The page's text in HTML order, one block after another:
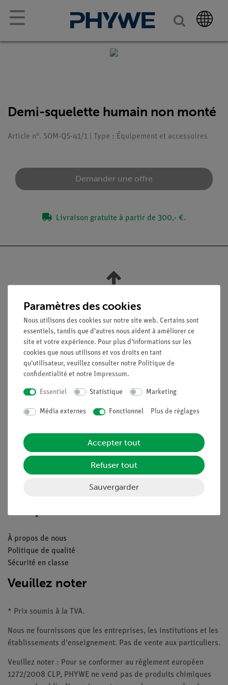
☰
Demi-squelette humain non monté
Article n°. SOM-QS-41/1 | Type : Équipement et accessoires
Demander une offre
Livraison gratuite à partir de 300,- €.
Légal
Contact
Conditions générales de vente
Mentions légales
Service
Aperçu du service
Téléchargements
Catalogue
À propos de nous
Politique de qualité
Sécurité en classe
Veuillez noter
* Prix soumis à la TVA.
Nous ne fournissons que les entreprises, les institutions et les
établissements d'enseignement. Pas de vente aux particuliers.
Veuillez noter : Pour se conformer au règlement européen
1272/2008 CLP, PHYWE ne vend pas de produits chimiques
Paramètres des cookies
Nous utilisons des cookies sur notre site web. Certains sont
essentiels, tandis que d'autres nous aident à améliorer ce
site et votre expérience. Pour plus d'informations sur les
cookies que nous utilisons et vos droits en tant
qu'utilisateur, veuillez consulter notre Politique de
confidentialité et notre Impressum.
Essentiel Statistique Marketing
Média externes Fonctionnel Plus de réglages
Accepter tout
Refuser tout
Sauvergarder